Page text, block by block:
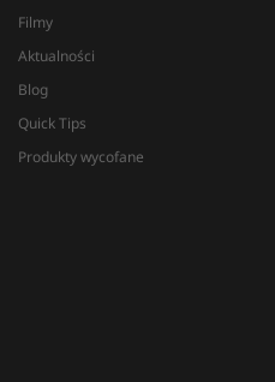
Filmy
Aktualności
Blog
Quick Tips
Produkty wycofane